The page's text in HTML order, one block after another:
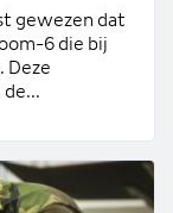
gewezen dat
6 die bij
Deze